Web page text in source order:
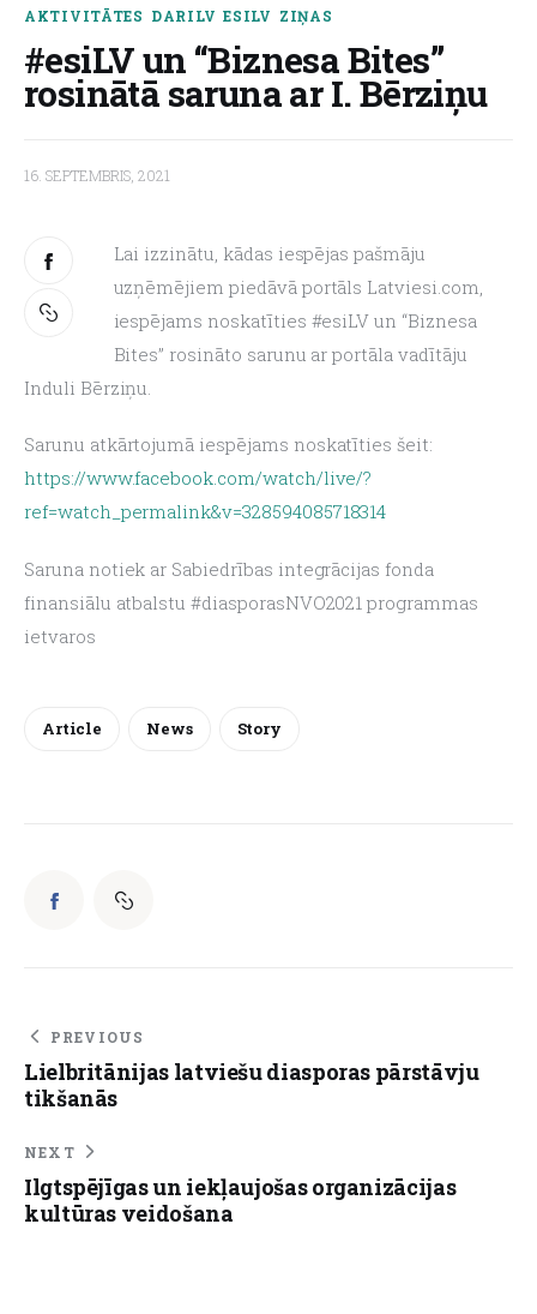
About us
AKTIVITĀTES DARILV ESILV ZIŅAS
#esiLV un “Biznesa Bites”
rosinātā saruna ar I. Bērziņu
16. SEPTEMBRIS, 2021
Lai izzinātu, kādas iespējas pašmāju
uzņēmējiem piedāvā portāls Latviesi.com,
iespējams noskatīties #esiLV un “Biznesa
Bites” rosināto sarunu ar portāla vadītāju
Induli Bērziņu.
Sarunu atkārtojumā iespējams noskatīties šeit:
https://www.facebook.com/watch/live/?
ref=watch_permalink&v=328594085718314
Saruna notiek ar Sabiedrības integrācijas fonda
finansiālu atbalstu #diasporasNVO2021 programmas
ietvaros
Article News Story
PREVIOUS
Lielbritānijas latviešu diasporas pārstāvju
tikšanās
NEXT
Ilgtspējīgas un iekļaujošas organizācijas
kultūras veidošana